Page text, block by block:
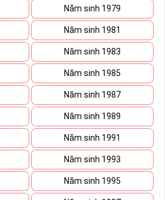
Số Đẹp Phong
Mệnh Mộc
mệnh Mộc không phải cứ điểm
số đều mang cho mình 1 bản mệnh
sẽ đem lại vận may, hanh thông,
thuận lợi cho chủ nhân
Năm sinh 1979
Năm sinh 1981
Năm sinh 1983
Năm sinh 1985
Năm sinh 1987
Năm sinh 1989
Năm sinh 1991
Năm sinh 1993
Năm sinh 1995